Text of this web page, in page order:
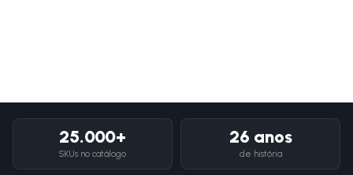
25.000+
SKUs no catálogo
26 anos
de história